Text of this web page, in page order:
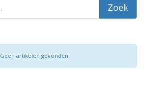
Geen artikelen gevonden